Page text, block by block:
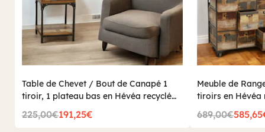
Table de Chevet / Bout de Canapé 1
tiroir, 1 plateau bas en Hévéa recyclé
coloré et métal 35x35x55cm LOFT
COLORS
225,00€191,25€
Meuble de
tiroirs en Hévéa
76x35x83cm
689,00€